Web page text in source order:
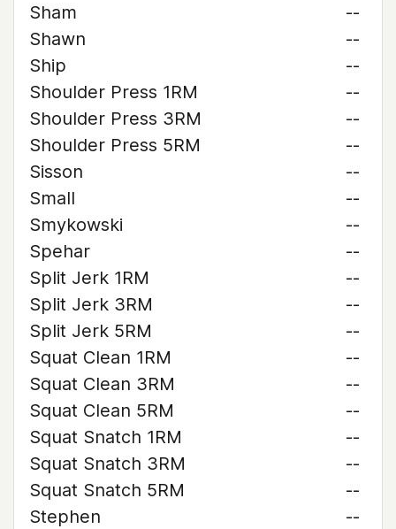
Sham
--
Shawn
--
Ship
--
Shoulder Press 1RM
--
Shoulder Press 3RM
--
Shoulder Press 5RM
--
Sisson
--
Small
--
Smykowski
--
Spehar
--
Split Jerk 1RM
--
Split Jerk 3RM
--
Split Jerk 5RM
--
Squat Clean 1RM
--
Squat Clean 3RM
--
Squat Clean 5RM
--
Squat Snatch 1RM
--
Squat Snatch 3RM
--
Squat Snatch 5RM
--
Stephen
--